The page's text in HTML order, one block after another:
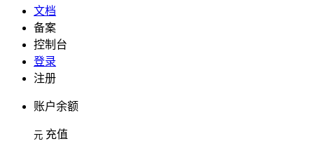
文档
备案
控制台
登录
注册
账户余额
元 充值